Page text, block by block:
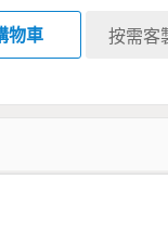
物車 按需客